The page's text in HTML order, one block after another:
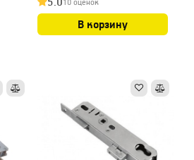
10 оценок
В корзину